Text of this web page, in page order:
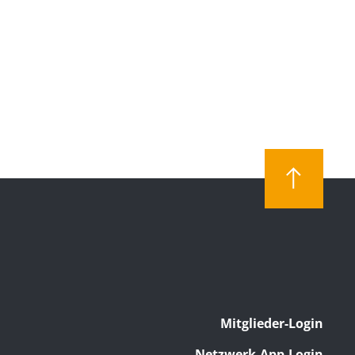
Mitglieder-Login